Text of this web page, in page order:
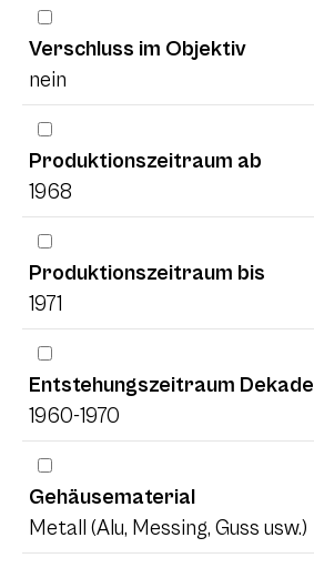
Verschluss im Objektiv
nein
Produktionszeitraum ab
1968
Produktionszeitraum bis
1971
Entstehungszeitraum Dekade
1960-1970
Gehäusematerial
Metall (Alu, Messing, Guss usw.)